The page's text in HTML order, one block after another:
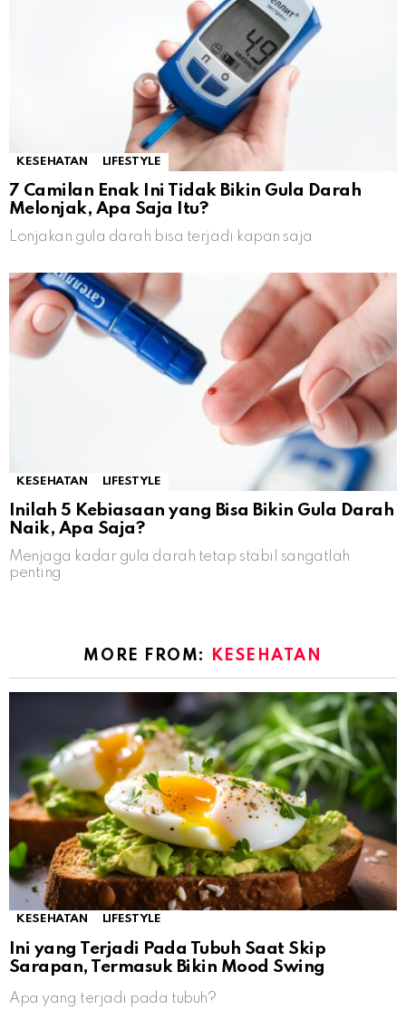
KESEHATAN LIFESTYLE
7 Camilan Enak Ini Tidak Bikin Gula Darah
Melonjak, Apa Saja Itu?
Lonjakan gula darah bisa terjadi kapan saja
KESEHATAN LIFESTYLE
Inilah 5 Kebiasaan yang Bisa Bikin Gula Darah
Naik, Apa Saja?
Menjaga kadar gula darah tetap stabil sangatlah
penting
MORE FROM: KESEHATAN
KESEHATAN LIFESTYLE
Ini yang Terjadi Pada Tubuh Saat Skip
Sarapan, Termasuk Bikin Mood Swing
Apa yang terjadi pada tubuh?